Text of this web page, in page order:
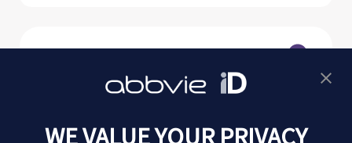
WE VALUE YOUR PRIVACY